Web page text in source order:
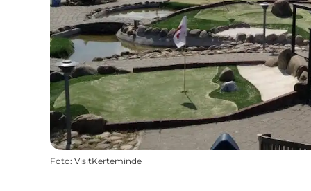
Foto: VisitKerteminde